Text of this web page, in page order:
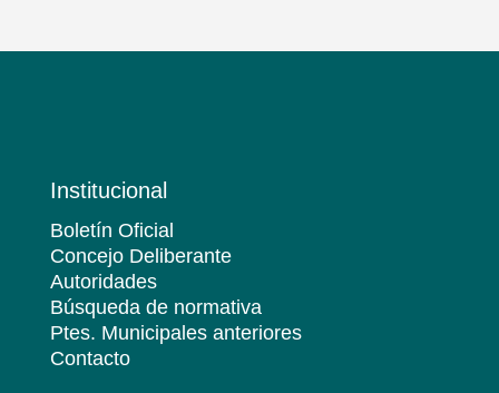
Institucional
Boletín Oficial
Concejo Deliberante
Autoridades
Búsqueda de normativa
Ptes. Municipales anteriores
Contacto